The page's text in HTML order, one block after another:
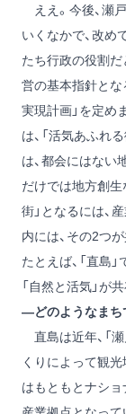
ええ。今後、瀬
いくなかで、改め
たち行政の役割だ
営の基本指針とな
実現計画」を定め
は、「活気あふれ
は、都会にはない
だけでは地方創生
街」となるには、
内には、その2つ
たとえば、「直島」
「自然と活気」が
―どのようなまち
直島は近年、「
くりによって観
はもともとナシ